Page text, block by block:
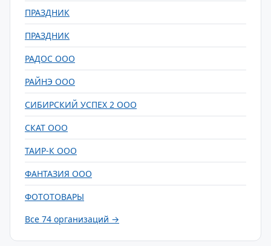
ПРАЗДНИК
ПРАЗДНИК
РАДОС ООО
РАЙНЭ ООО
СИБИРСКИЙ УСПЕХ 2 ООО
СКАТ ООО
ТАИР-К ООО
ФАНТАЗИЯ ООО
ФОТОТОВАРЫ
Все 74 организаций →